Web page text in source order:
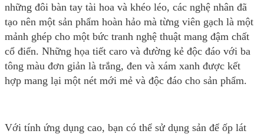
những đôi bàn tay tài hoa và khéo léo, các nghệ nhân đã
tạo nên một sản phẩm hoàn hảo mà từng viên gạch là một
mảnh ghép cho một bức tranh nghệ thuật mang đậm chất
cổ điển. Những họa tiết caro và đường kẻ độc đáo với ba
tông màu đơn giản là trắng, đen và xám xanh được kết
hợp mang lại một nét mới mẻ và độc đáo cho sản phẩm.
Với tính ứng dụng cao, bạn có thể sử dụng sản để ốp lát